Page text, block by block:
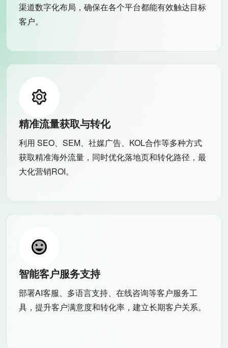
渠道数字化布局，确保在各个平台都能有效触达目标
客户。
精准流量获取与转化
利用 SEO、SEM、社媒广告、KOL合作等多种方式
获取精准海外流量，同时优化落地页和转化路径，最
大化营销ROI。
智能客户服务支持
部署AI客服、多语言支持、在线咨询等客户服务工
具，提升客户满意度和转化率，建立长期客户关系。